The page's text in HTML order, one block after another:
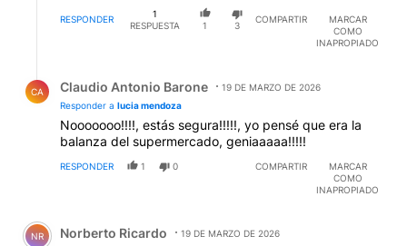
RESPONDER
1
RESPUESTA
1 3
COMPARTIR
MARCAR
COMO
INAPROPIADO
CA Claudio Antonio Barone
19 DE MARZO DE 2026
Responder a lucia mendoza
Nooooooo!!!!, estás segura!!!!!, yo pensé que era la
balanza del supermercado, geniaaaaa!!!!!
RESPONDER 1 0 COMPARTIR
MARCAR
COMO
INAPROPIADO
Comentario de Norberto Ricardo.
NR Norberto Ricardo 19 DE MARZO DE 2026